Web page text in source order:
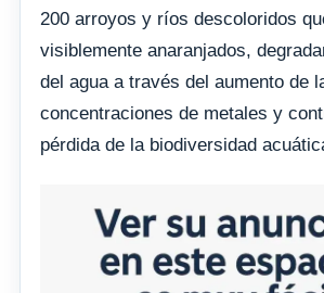
200 arroyos y ríos descoloridos
visiblemente anaranjados,
del agua a través del aumento de
concentraciones de metales y
pérdida de la biodiversidad